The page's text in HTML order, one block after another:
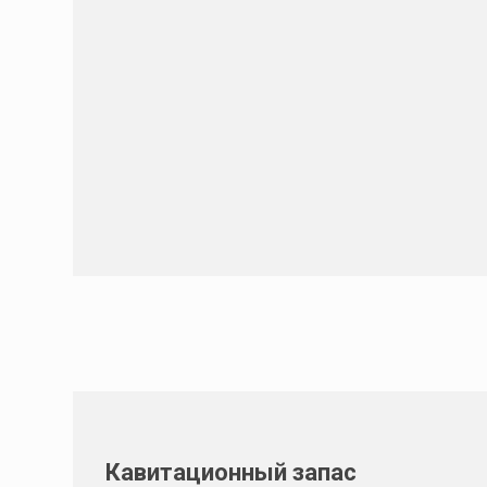
Кавитационный запас